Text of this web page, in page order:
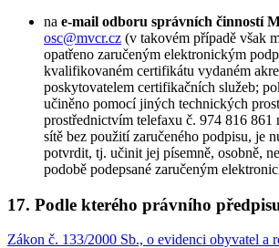
na e-mail odboru správních činností
osc@mvcr.cz (v takovém případě však
opatřeno zaručeným elektronickým
kvalifikovaném certifikátu vydaném
poskytovatelem certifikačních služeb;
učiněno pomocí jiných technických
prostřednictvím telefaxu č. 974 816 861
sítě bez použití zaručeného podpisu, je
potvrdit, tj. učinit jej písemně, osobně,
podobě podepsané zaručeným
17. Podle kterého právního
Zákon č. 133/2000 Sb., o evidenci obyvatel a